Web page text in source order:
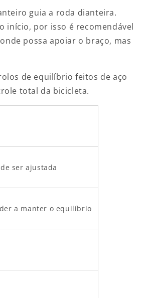
guia a roda dianteira.
início, por isso é recomendável
possa apoiar o braço, mas
de equilíbrio feitos de aço
total da bicicleta.
ser ajustada
a manter o equilíbrio